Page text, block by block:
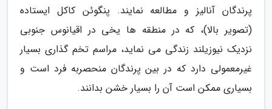
پرندگان آنالیز و مطالعه نمایند. پنگوئن کاکل ایستاده
(تصویر بالا)، که در منطقه ها یخی در اقیانوس جنوبی
نزدیک نیوزیلند زندگی می نماید، مراسم تخم گذاری بسیار
غیرمعمولی دارد که در بین پرندگان منحصربه فرد است و
بسیاری ممکن است آن را بسیار خشن بدانند.